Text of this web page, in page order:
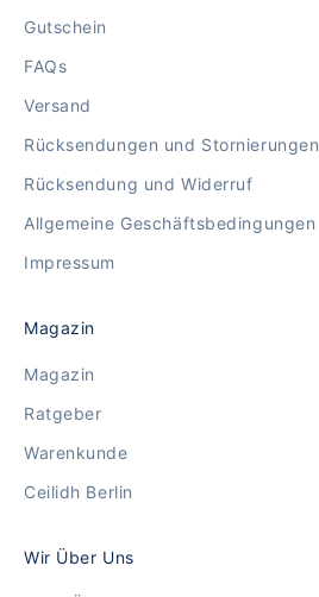
Gutschein
FAQs
Versand
Rücksendungen und Stornierungen
Rücksendung und Widerruf
Allgemeine Geschäftsbedingungen
Impressum
Magazin
Magazin
Ratgeber
Warenkunde
Ceilidh Berlin
Wir Über Uns